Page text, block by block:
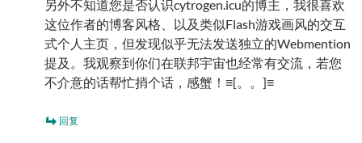
另外不知道您是否认识cytrogen.icu的博主，我很喜欢
这位作者的博客风格、以及类似Flash游戏画风的交互
式个人主页，但发现似乎无法发送独立的Webmention
提及。我观察到你们在联邦宇宙也经常有交流，若您
不介意的话帮忙捎个话，感蟹！≡[。。]≡
回复